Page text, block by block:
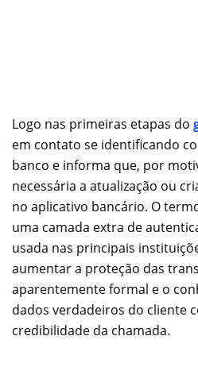
Logo nas primeiras etapas do
em contato se identificando
banco e informa que, por
necessária a atualização ou
no aplicativo bancário. O
uma camada extra de
usada nas principais
aumentar a proteção das
aparentemente formal e o
dados verdadeiros do cliente
credibilidade da chamada.